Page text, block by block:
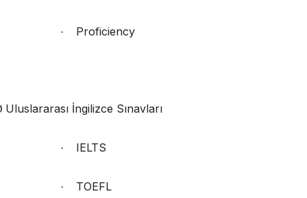
· Proficiency
Uluslararası İngilizce Sınavları
· IELTS
· TOEFL